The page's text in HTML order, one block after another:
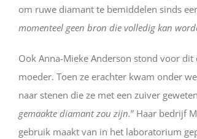
om ruwe diamant te bemiddelen sinds
momenteel geen bron die volledig kan
Ook Anna-Mieke Anderson stond voor
moeder. Toen ze erachter kwam onder
naar stenen die ze met een zuiver
gemaakte diamant zou zijn.” Haar bedrijf
gebruik maakt van in het laboratorium